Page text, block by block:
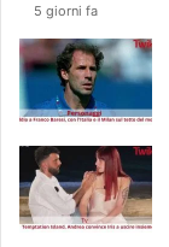
5 giorni fa